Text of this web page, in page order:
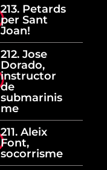
213. Petards
per Sant
Joan!
212. Jose
Dorado,
instructor
de
submarinis
me
211. Aleix
Font,
socorrisme